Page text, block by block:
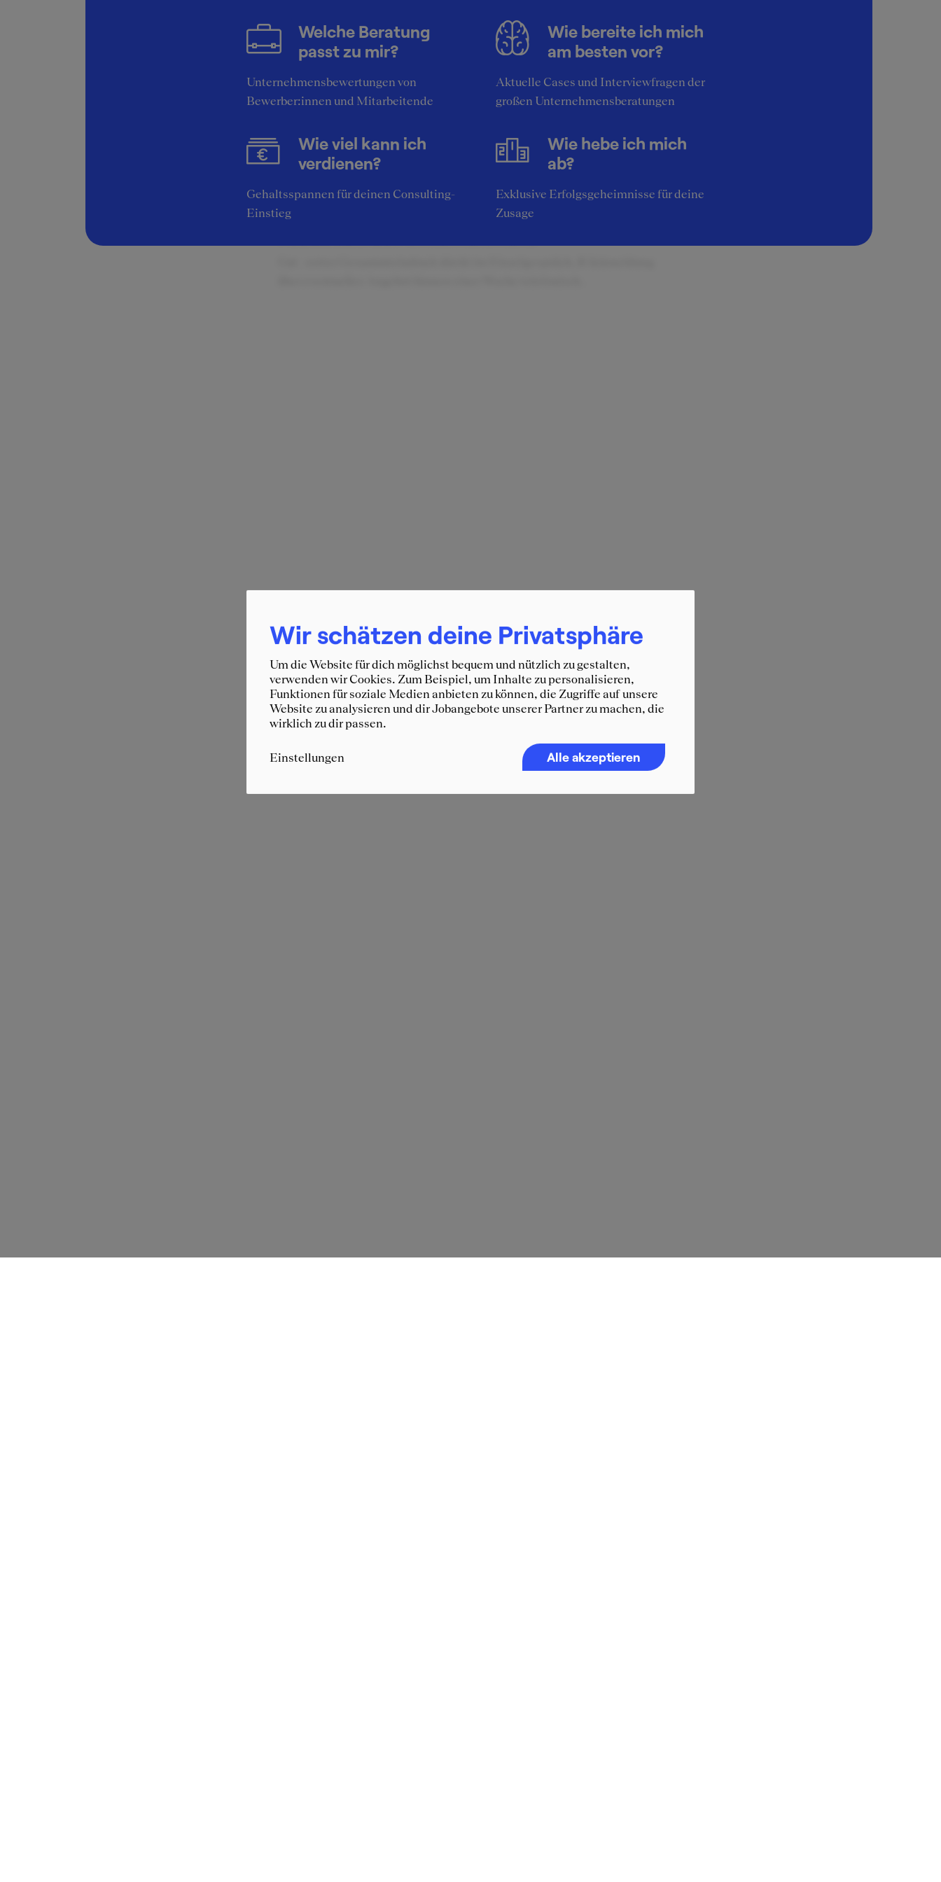
Assessmentcenter-Leitfäden lesen bringt hier gar nichts.....strukturiert
vorgehen und sicher präsentieren - auch technische Skills sind gefagt!
Exklusive Insider-Tipps für die SQUEAKER-
Man muß wissen was man will und alle Aufgabenstellungen klar
und strukturiert angehen . ...dann kann nichts mehr schief gehen.
Welche Beratung
passt zu mir?
Unternehmensbewertungen von
Bewerber:innen und Mitarbeitende
Wie bereite ich mich
am besten vor?
Aktuelle Cases und Interviewfragen der
großen Unternehmensberatungen
Wie viel kann ich
verdienen?
Gehaltsspannen für deinen Consulting-
Einstieg
Wie hebe ich mich
ab?
Exklusive Erfolgsgeheimnisse für deine
Zusage
Wir schätzen deine Privatsphäre
Um die Website für dich möglichst bequem und nützlich zu gestalten,
verwenden wir Cookies. Zum Beispiel, um Inhalte zu personalisieren,
Funktionen für soziale Medien anbieten zu können, die Zugriffe auf unsere
Website zu analysieren und dir Jobangebote unserer Partner zu machen, die
wirklich zu dir passen.
Einstellungen Alle akzeptieren